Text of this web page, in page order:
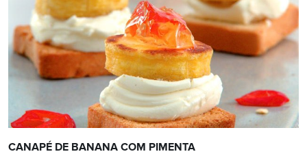
CANAPÉ DE BANANA COM PIMENTA